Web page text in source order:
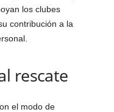
los clubes
contribución a la
rescate
el modo de